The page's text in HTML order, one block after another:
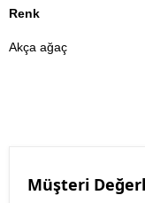
Renk
Akça ağaç
Müşteri